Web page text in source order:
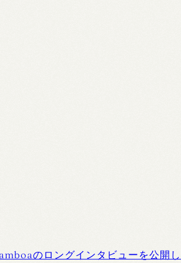
のロングインタビューを公開し